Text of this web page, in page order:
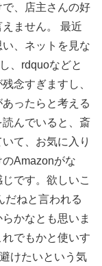
、店主さんの好
ません。 最近
、ネットを見な
、rdquoなどと
念すぎますし、
ったらと考える
んでいると、斎
て、お気に入り
Amazonがな
です。欲しいこ
だねと言われる
かなとも思いま
でもかと使いす
けたいという気